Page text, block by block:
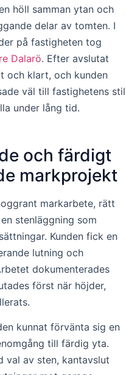
höll samman ytan och
delar av tomten. I
på fastigheten tog
Dalarö. Efter avslutat
och klart, och kunden
väl till fastighetens stil
under lång tid.
och färdigt
markprojekt
markarbete, rätt
stenläggning som
Kunden fick en
lutning och
dokumenterades
först när höjder,
kunnat förvänta sig en
till färdig yta.
val av sten, kantavslut